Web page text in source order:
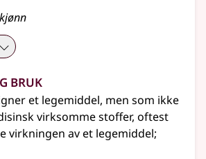
bruk
et legemiddel, men som ikke
virksomme stoffer, oftest
virkningen av et legemiddel;